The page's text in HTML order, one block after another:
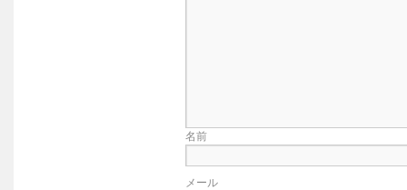
名前
メール